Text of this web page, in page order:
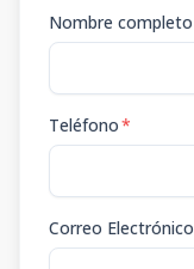
Nombre completo
Teléfono*
Correo Electrónico